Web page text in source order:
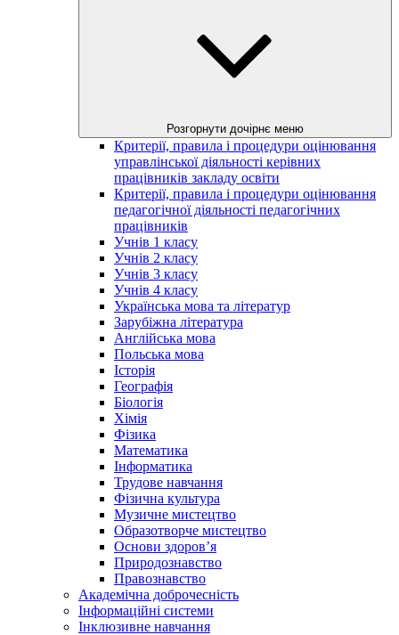
Розгорнути дочірнє меню
Критерії, правила і процедури оцінювання
управлінської діяльності керівних
працівників закладу освіти
Критерії, правила і процедури оцінювання
педагогічної діяльності педагогічних
працівників
Учнів 1 класу
Учнів 2 класу
Учнів 3 класу
Учнів 4 класу
Українська мова та літератур
Зарубіжна література
Англійська мова
Польська мова
Історія
Географія
Біологія
Хімія
Фізика
Математика
Інформатика
Трудове навчання
Фізична культура
Музичне мистецтво
Образотворче мистецтво
Основи здоров’я
Природознавство
Правознавство
Академічна доброчесність
Інформаційні системи
Інклюзивне навчання